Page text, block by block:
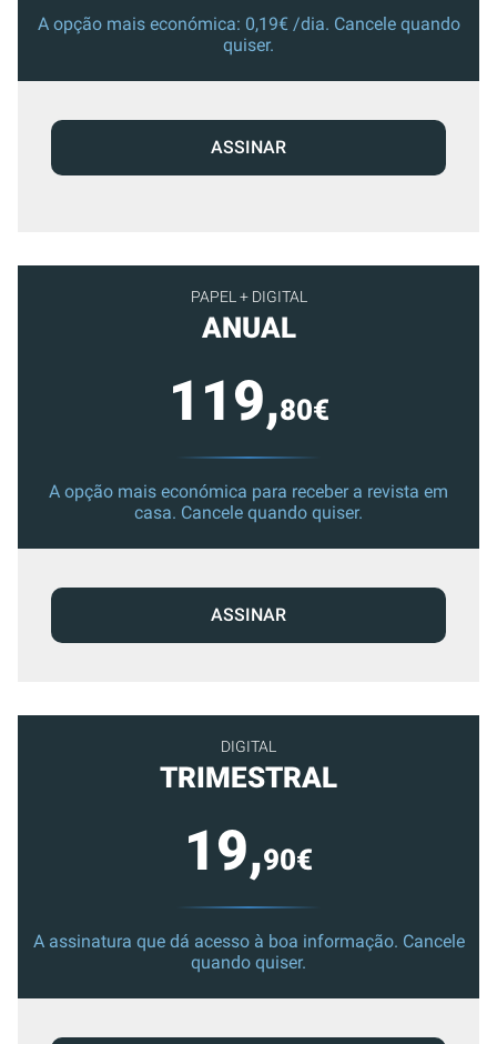
PAPEL + DIGITAL
ANUAL
119,80€
A opção mais económica para receber a revista em
casa. Cancele quando quiser.
ASSINAR
DIGITAL
TRIMESTRAL
19,90€
A assinatura que dá acesso à boa informação. Cancele
quando quiser.
A opção mais económica: 0,19€ /dia. Cancele quando
quiser.
ASSINAR